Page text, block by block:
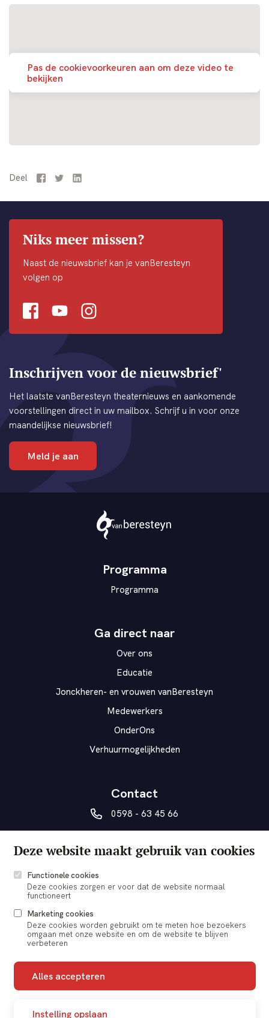
Deze website maakt gebruik van cookies
Functionele cookies
Deze cookies zorgen er voor dat de website normaal
functioneert
Marketing cookies
Deze cookies worden gebruikt om te meten hoe bezoekers
omgaan met onze website en om de website te blijven
verbeteren
Alles accepteren
Instelling opslaan
Pas de cookievoorkeuren aan om deze video te
bekijken
Deel Facebook
TwitterLinkedIn
Niks meer missen?
Naast de nieuwsbrief kan je vanBeresteyn
volgen op
FacebookYoutubeInstagram
Inschrijven voor de nieuwsbrief'
Het laatste vanBeresteyn theaternieuws en aankomende
voorstellingen direct in uw mailbox. Schrijf u in voor onze
maandelijkse nieuwsbrief!
Meld je aan
Theater
Programma
Programma
Ga direct naar
Over ons
Educatie
Jonckheren- en vrouwen vanBeresteyn
Medewerkers
OnderOns
Verhuurmogelijkheden
Contact
0598 - 63 45 66
Museumplein 5a
9641 AD Veendam
Cookie voorkeuren